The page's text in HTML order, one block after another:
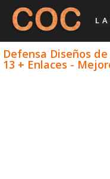
Defensa Diseños
13 + Enlaces -